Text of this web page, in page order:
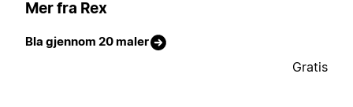
Mer fra Rex
Bla gjennom 20 maler
Gratis